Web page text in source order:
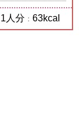
1人分 ： 63kcal